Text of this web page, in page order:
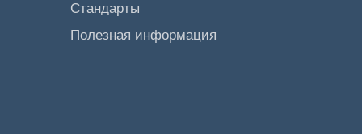
Стандарты
Полезная информация